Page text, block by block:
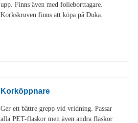
upp. Finns även med folieborttagare.
Korkskruven finns att köpa på Duka.
Korköppnare
Ger ett bättre grepp vid vridning. Passar
alla PET-flaskor men även andra flaskor